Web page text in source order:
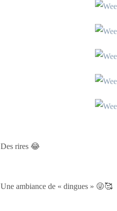
Des rires 😂
Une ambiance de « dingues » 😜🥰